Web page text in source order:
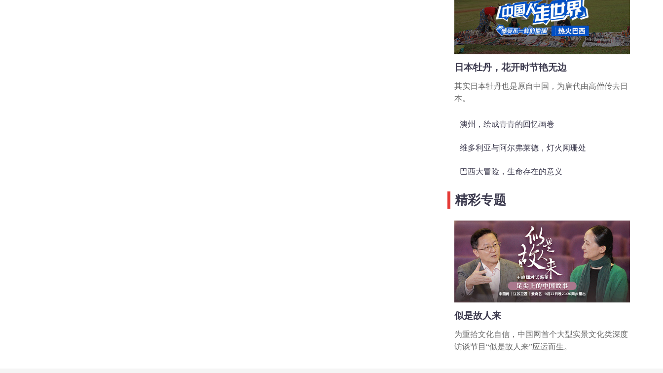
日本牡丹，花开时节艳无边
其实日本牡丹也是原自中国，为唐代由高僧传去日
本。
澳州，绘成青青的回忆画卷
维多利亚与阿尔弗莱德，灯火阑珊处
巴西大冒险，生命存在的意义
精彩专题
似是故人来
为重拾文化自信，中国网首个大型实景文化类深度
访谈节目“似是故人来”应运而生。